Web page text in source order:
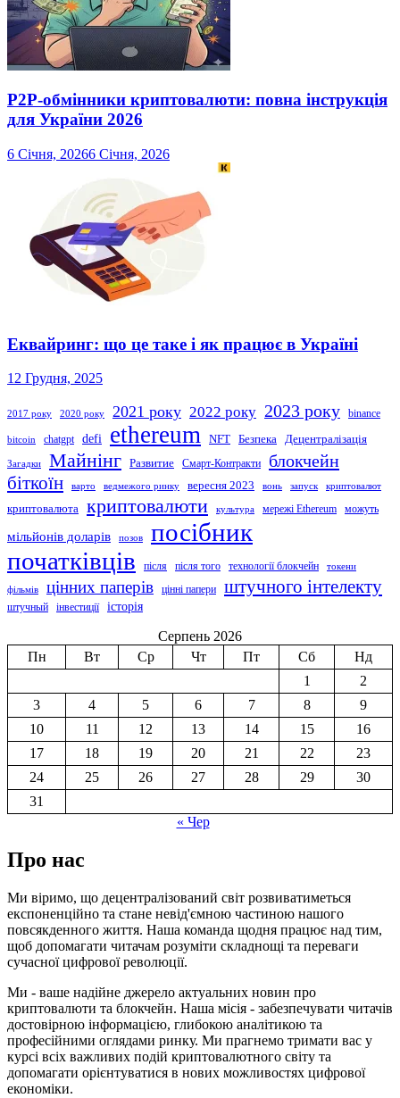
P2P-обмінники криптовалюти: повна інструкція
для України 2026
6 Січня, 20266 Січня, 2026
Еквайринг: що це таке і як працює в Україні
12 Грудня, 2025
2017 року 2020 року 2021 року 2022 року 2023 року binance
bitcoin chatgpt defi ethereum NFT Безпека Децентралізація
Загадки Майнінг Развитие Смарт-Контракти блокчейн
біткоїн варто ведмежого ринку вересня 2023 вонь запуск криптовалют
криптовалюта криптовалюти культура мережі Ethereum можуть
мільйонів доларів позов посібник
початківців після після того технології блокчейн токени
фільмів цінних паперів цінні папери штучного інтелекту
штучный інвестиції історія
Серпень 2026
Пн
Вт Ср Чт Пт Сб
Нд
1
2
3
4 5 6 7 8
9
10
11 12 13 14 15
16
17
18 19 20 21 22
23
24
25 26 27 28 29
30
31
« Чер
Про нас
Ми віримо, що децентралізований світ розвиватиметься
експоненційно та стане невід'ємною частиною нашого
повсякденного життя. Наша команда щодня працює над тим,
щоб допомагати читачам розуміти складнощі та переваги
сучасної цифрової революції.
Ми - ваше надійне джерело актуальних новин про
криптовалюти та блокчейн. Наша місія - забезпечувати читачів
достовірною інформацією, глибокою аналітикою та
професійними оглядами ринку. Ми прагнемо тримати вас у
курсі всіх важливих подій криптовалютного світу та
допомагати орієнтуватися в нових можливостях цифрової
економіки.